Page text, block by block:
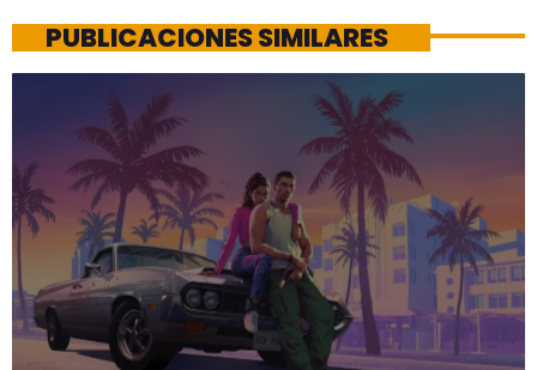
PUBLICACIONES SIMILARES